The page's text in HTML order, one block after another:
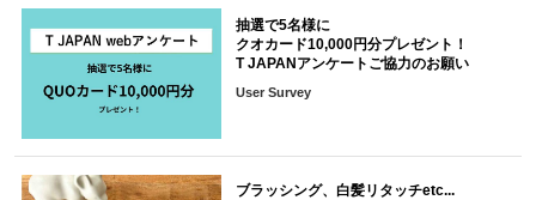
抽選で5名様に
クオカード10,000円分プレゼント！
T JAPANアンケートご協力のお願い
User Survey
ブラッシング、白髪リタッチetc...